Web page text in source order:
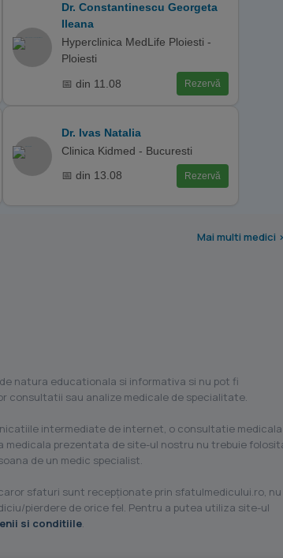
Dr. Constantinescu Georgeta
Ileana
Hyperclinica MedLife Ploiesti -
Ploiesti
📅 din 11.08
Rezervă
Dr. Ivas Natalia
Clinica Kidmed - Bucuresti
📅 din 13.08
Rezervă
Mai multi medici >
natura educationala si informativa si nu pot fi
consultatii sau analize medicale de specialitate.
intermediate de internet, o consultatie medicala
medicala prezentata de site-ul nostru nu trebuie
de un medic specialist.
sfaturi sunt recepţionate prin sfatulmedicului.ro, nu
pierdere de orice fel. Pentru a putea utiliza site-ul
si conditiile.